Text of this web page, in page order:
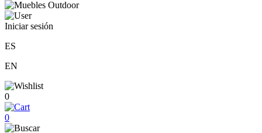
Iniciar sesión
ES
EN
0
0